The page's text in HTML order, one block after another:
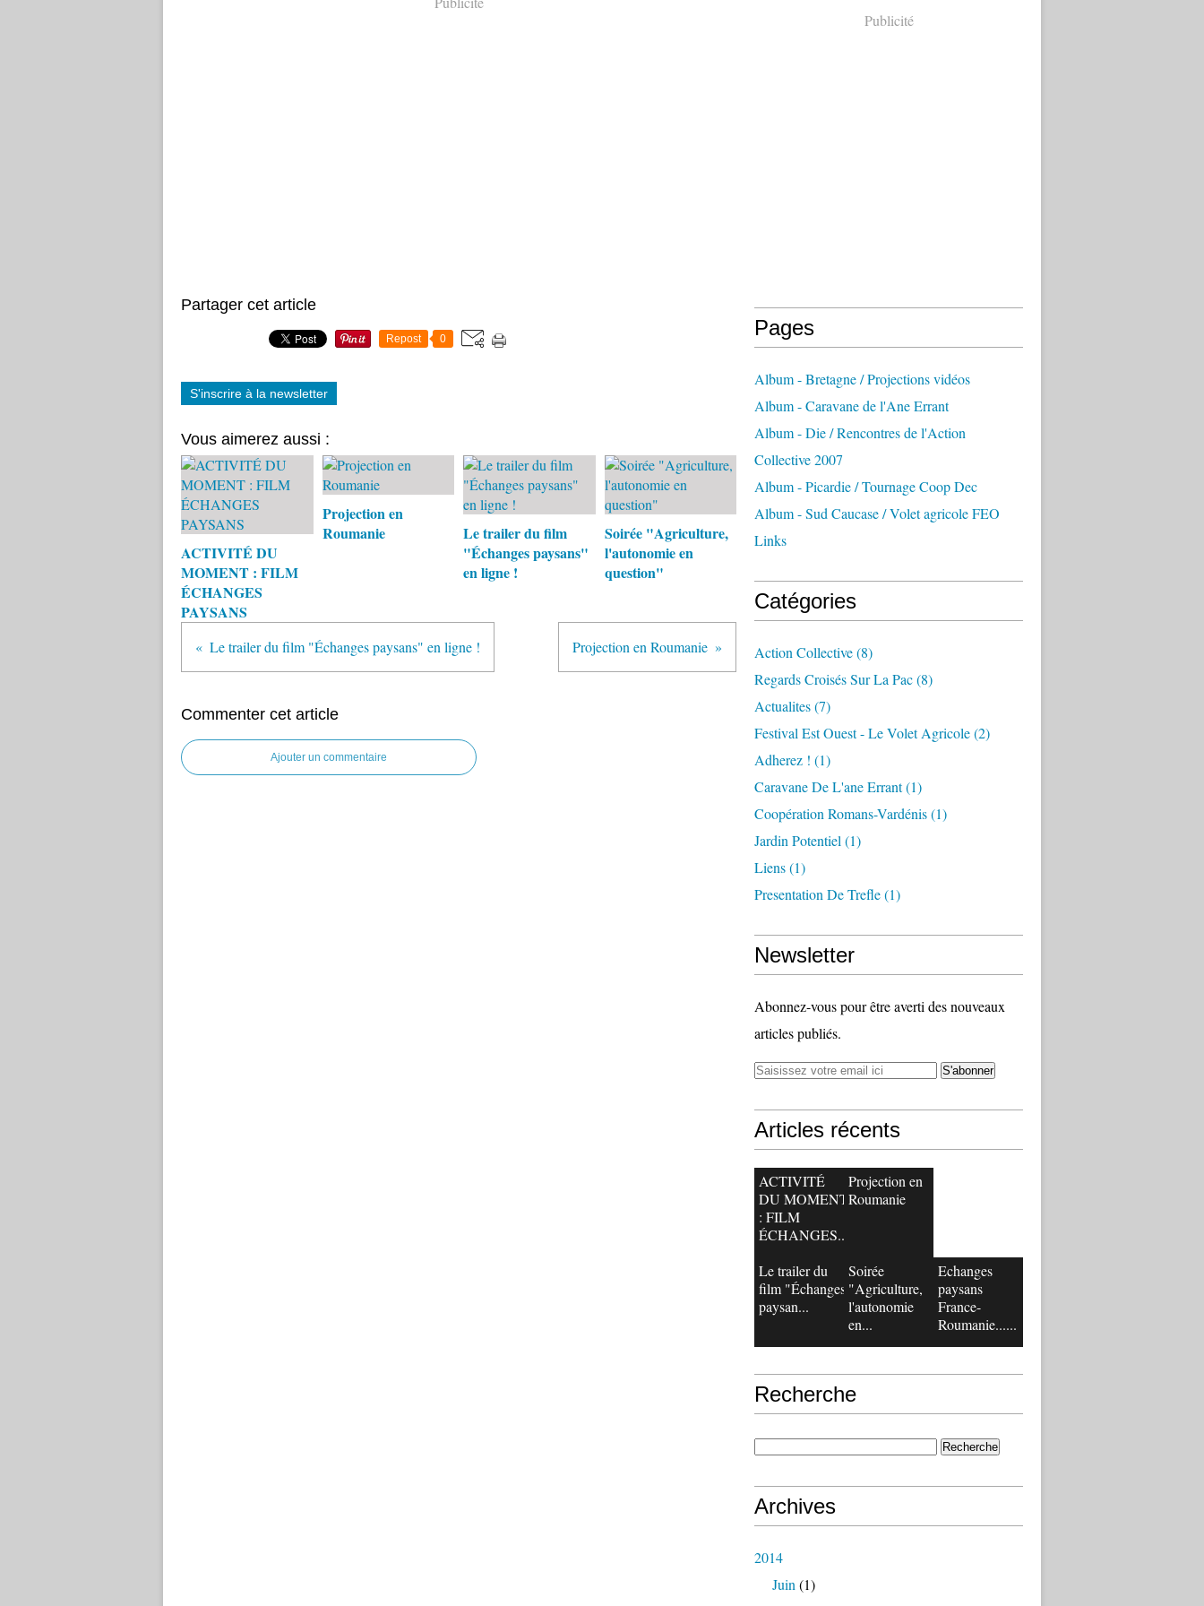
Partager cet article
Repost 0
S'inscrire à la newsletter
Vous aimerez aussi :
ACTIVITÉ DU
MOMENT : FILM
ÉCHANGES
PAYSANS
Projection en
Roumanie
Le trailer du film
"Échanges paysans"
en ligne !
Soirée "Agriculture,
l'autonomie en
question"
Le trailer du film "Échanges paysans" en ligne ! Projection en Roumanie
Commenter cet article
Ajouter un commentaire
Publicité
Pages
Album - Bretagne / Projections vidéos
Album - Caravane de l'Ane Errant
Album - Die / Rencontres de l'Action
Collective 2007
Album - Picardie / Tournage Coop Dec
Album - Sud Caucase / Volet agricole FEO
Links
Catégories
Action Collective(8)
Regards Croisés Sur La Pac(8)
Actualites(7)
Festival Est Ouest - Le Volet Agricole(2)
Adherez ! (1)
Caravane De L'ane Errant(1)
Coopération Romans-Vardénis(1)
Jardin Potentiel (1)
Liens(1)
Presentation De Trefle(1)
Newsletter
Abonnez-vous pour être averti des nouveaux
articles publiés.
Articles récents
ACTIVITÉ
DU MOMENT
: FILM
ÉCHANGES...
Projection en
Roumanie
Le trailer du
film "Échanges
paysan...
Soirée
"Agriculture,
l'autonomie
en...
Echanges
paysans
France-
Roumanie......
Recherche
Archives
2014
Juin (1)